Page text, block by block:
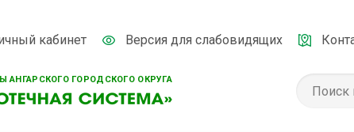
ГОРОДСКОГО ОКРУГА
кабинет Версия для слабовидящих